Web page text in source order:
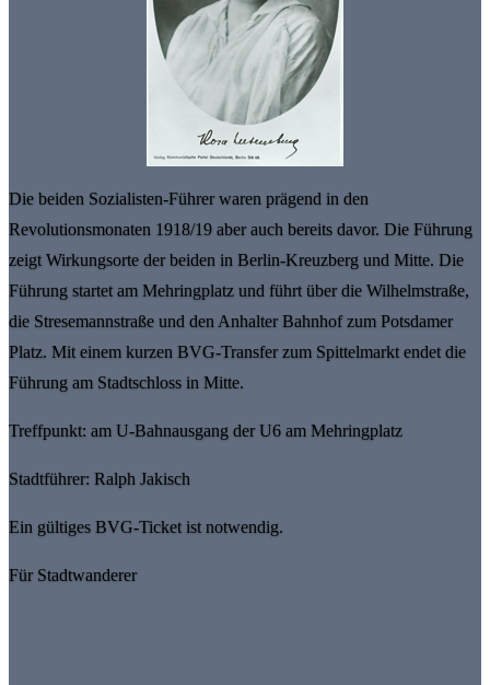
Die beiden Sozialisten-Führer waren prägend in den
Revolutionsmonaten 1918/19 aber auch bereits davor. Die Führung
zeigt Wirkungsorte der beiden in Berlin-Kreuzberg und Mitte. Die
Führung startet am Mehringplatz und führt über die Wilhelmstraße,
die Stresemannstraße und den Anhalter Bahnhof zum Potsdamer
Platz. Mit einem kurzen BVG-Transfer zum Spittelmarkt endet die
Führung am Stadtschloss in Mitte.
Treffpunkt: am U-Bahnausgang der U6 am Mehringplatz
Stadtführer: Ralph Jakisch
Ein gültiges BVG-Ticket ist notwendig.
Für Stadtwanderer